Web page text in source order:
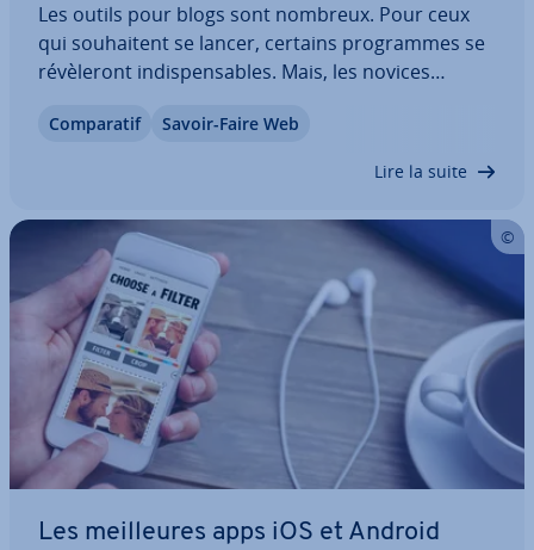
Les outils pour blogs sont nombreux. Pour ceux
qui sou­hai­tent se lancer, certains pro­grammes se
ré­vè­le­ront in­dis­pen­sables. Mais, les novices
éventail d’outils à dis­po­si­tion. Notre guide vous
Com­pa­ra­tif Savoir-Faire Web
Lire la suite
Les meil­leures apps iOS et Android